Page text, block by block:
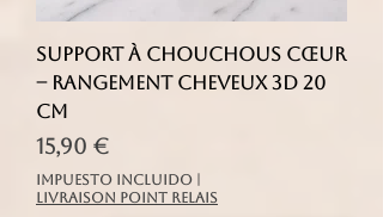
Support à chouchous cœur
– rangement cheveux 3D 20
cm
Precio
15,90 €
Impuesto incluido
livraison point relais